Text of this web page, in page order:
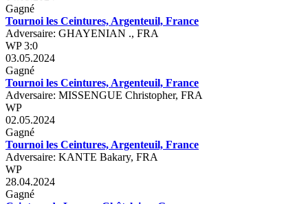
Gagné
Tournoi les Ceintures, Argenteuil, France
Adversaire: GHAYENIAN ., FRA
WP 3:0
03.05.2024
Gagné
Tournoi les Ceintures, Argenteuil, France
Adversaire: MISSENGUE Christopher, FRA
WP
02.05.2024
Gagné
Tournoi les Ceintures, Argenteuil, France
Adversaire: KANTE Bakary, FRA
WP
28.04.2024
Gagné